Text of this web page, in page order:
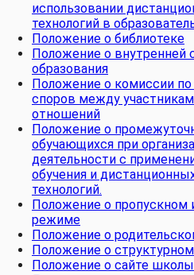
использовании
технологий в
Положение о библиотеке
Положение о внутренней
образования
Положение о комиссии
споров между
отношений
Положение о
обучающихся при
деятельности с
обучения и
технологий.
Положение о пропускном
режиме
Положение о
Положение о
Положение о сайте школы